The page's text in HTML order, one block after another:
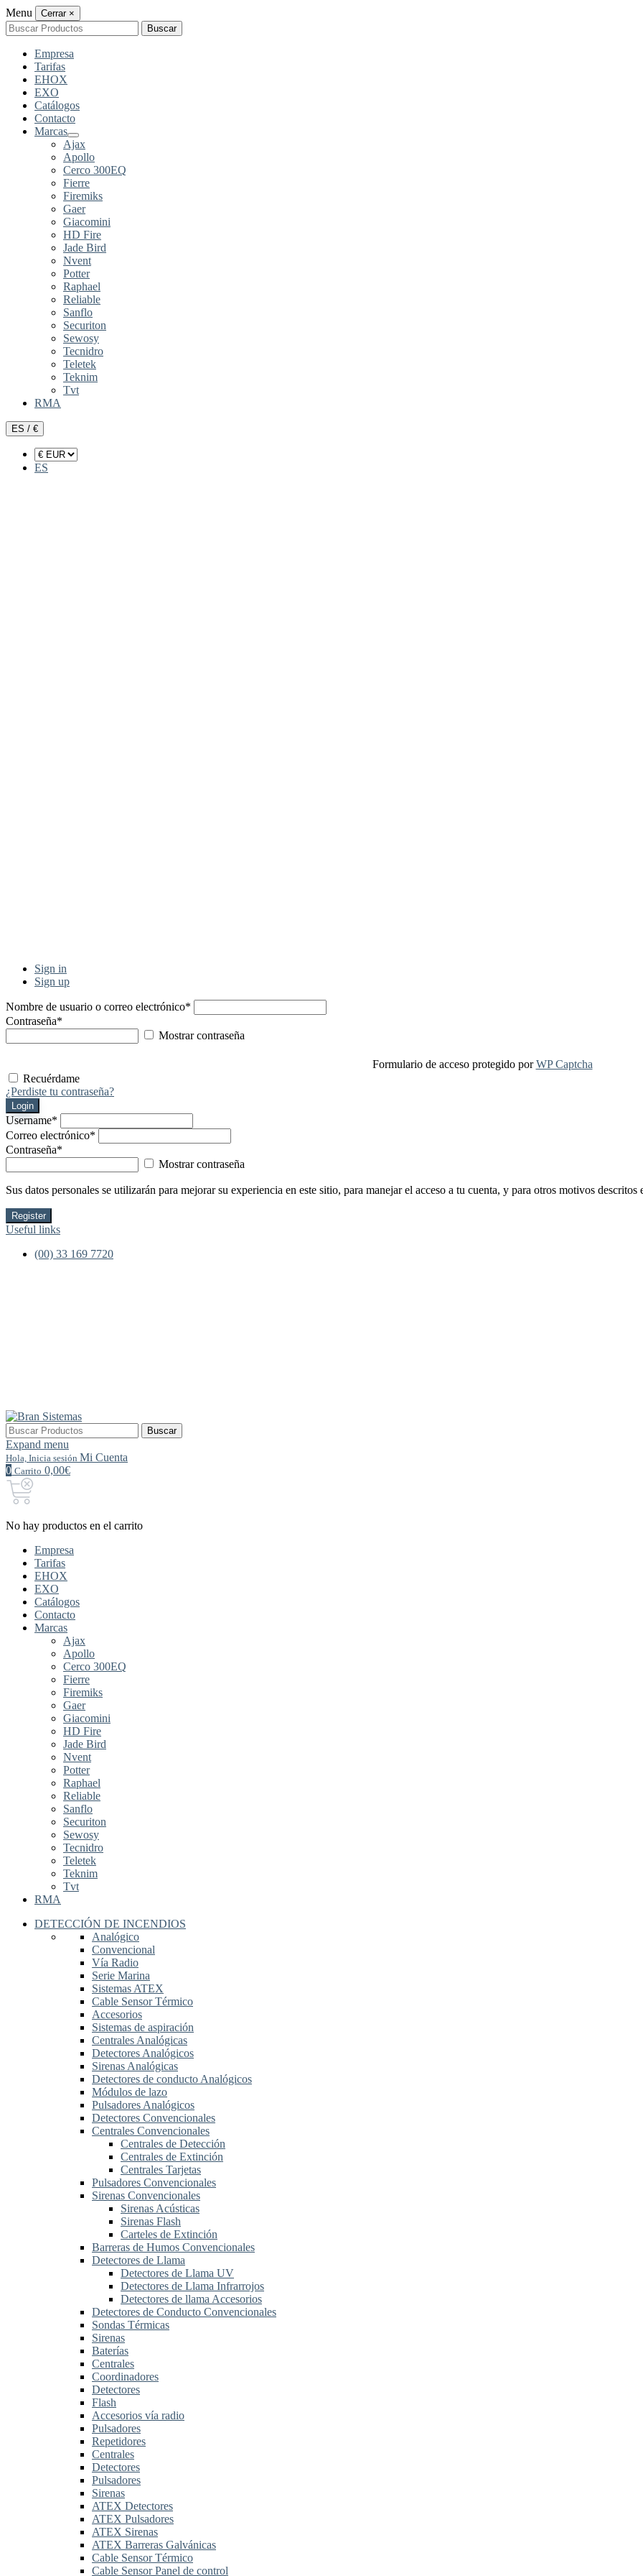
Menu Cerrar ×
Buscar
por:
Buscar
Empresa
Tarifas
EHOX
EXO
Catálogos
Contacto
Marcas
Ajax
Apollo
Cerco 300EQ
Fierre
Firemiks
Gaer
Giacomini
HD Fire
Jade Bird
Nvent
Potter
Raphael
Reliable
Sanflo
Securiton
Sewosy
Tecnidro
Teletek
Teknim
Tvt
RMA
ES / €
ES
Sign in
Sign up
Nombre de usuario o correo electrónico*
Contraseña*
Mostrar contraseña
Formulario de acceso protegido porWP Captcha
Recuérdame
¿Perdiste tu contraseña?
Login
Username*
Correo electrónico*
Contraseña*
Mostrar contraseña
Sus datos personales se utilizarán para mejorar su experiencia en este sitio, para manejar el acceso a tu cuenta, y para otros motivos descritos
Register
Useful links
(00) 33 169 7720
Buscar
por:
Buscar
Expand menu
Hola, Inicia sesión Mi Cuenta
0 Carrito 0,00€
No hay productos en el carrito
Empresa
Tarifas
EHOX
EXO
Catálogos
Contacto
Marcas
Ajax
Apollo
Cerco 300EQ
Fierre
Firemiks
Gaer
Giacomini
HD Fire
Jade Bird
Nvent
Potter
Raphael
Reliable
Sanflo
Securiton
Sewosy
Tecnidro
Teletek
Teknim
Tvt
RMA
DETECCIÓN DE INCENDIOS
Analógico
Convencional
Vía Radio
Serie Marina
Sistemas ATEX
Cable Sensor Térmico
Accesorios
Sistemas de aspiración
Centrales Analógicas
Detectores Analógicos
Sirenas Analógicas
Detectores de conducto Analógicos
Módulos de lazo
Pulsadores Analógicos
Detectores Convencionales
Centrales Convencionales
Centrales de Detección
Centrales de Extinción
Centrales Tarjetas
Pulsadores Convencionales
Sirenas Convencionales
Sirenas Acústicas
Sirenas Flash
Carteles de Extinción
Barreras de Humos Convencionales
Detectores de Llama
Detectores de Llama UV
Detectores de Llama Infrarrojos
Detectores de llama Accesorios
Detectores de Conducto Convencionales
Sondas Térmicas
Sirenas
Baterías
Centrales
Coordinadores
Detectores
Flash
Accesorios vía radio
Pulsadores
Repetidores
Centrales
Detectores
Pulsadores
Sirenas
ATEX Detectores
ATEX Pulsadores
ATEX Sirenas
ATEX Barreras Galvánicas
Cable Sensor Térmico
Cable Sensor Panel de control